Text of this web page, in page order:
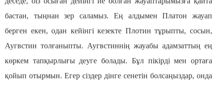
бастан, тыңнан зер саламыз. Ең алдымен Платон жауап
берген екен, одан кейінгі кезекте Плотин тұрыпты, сосын,
Аугвстин толғаныпты. Аугвстиннің жауабы адамзаттың ең
көркем тапқырлығы деуге болады. Бұл пікірді мен ортаға
қойып отырмын. Егер сіздер дінге сенетін болсаңыздар, онда